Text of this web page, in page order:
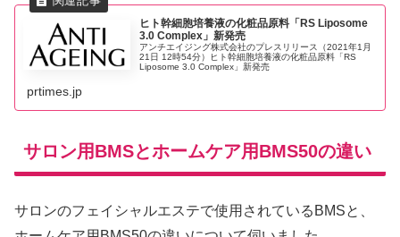
ヒト幹細胞培養液の化粧品原料「RS Liposome
3.0 Complex」新発売
アンチエイジング株式会社のプレスリリース（2021年1月
21日 12時54分）ヒト幹細胞培養液の化粧品原料「RS
Liposome 3.0 Complex」新発売
prtimes.jp
サロン用BMSとホームケア用BMS50の違い
サロンのフェイシャルエステで使用されているBMSと、